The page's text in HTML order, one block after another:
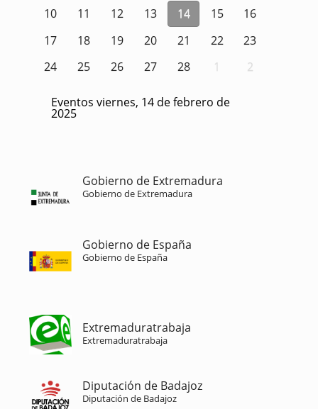
10
11 12 13 14 15
16
17
18 19 20 21 22
23
24
25 26 27 28 1 2
Eventos viernes, 14 de febrero de
2025
Gobierno de Extremadura
Gobierno de Extremadura
Gobierno de España
Gobierno de España
Extremaduratrabaja
Extremaduratrabaja
Diputación de Badajoz
Diputación de Badajoz